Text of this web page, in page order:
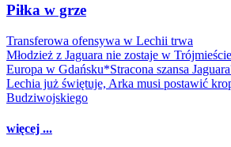
Piłka w grze
Transferowa ofensywa w Lechii trwa
Młodzież z Jaguara nie zostaje w Trójmieście
Europa w Gdańsku*Stracona szansa
Lechia już świętuje, Arka musi postawić
Budziwojskiego
więcej ...